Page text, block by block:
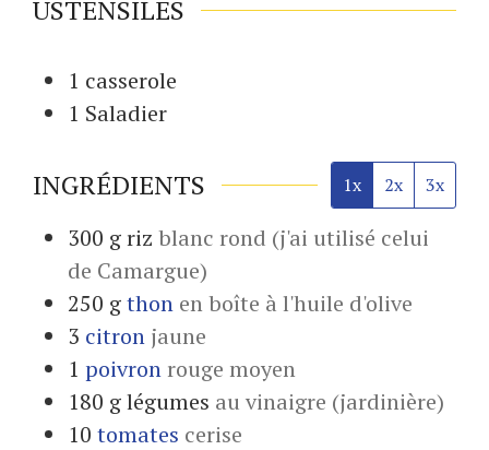
USTENSILES
1 casserole
1 Saladier
INGRÉDIENTS 1x 2x 3x
300 griz blanc rond (j'ai utilisé celui
de Camargue)
250 gthon en boîte à l'huile d'olive
3 citron jaune
1 poivronrouge moyen
180 glégumes au vinaigre (jardinière)
10 tomates cerise